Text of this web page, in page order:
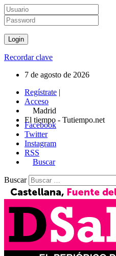
Recordar clave
7 de agosto de 2026
Regístrate |
Acceso
Madrid
El tiempo - Tutiempo.net
Facebook
Twitter
Instagram
RSS
Buscar
Buscar